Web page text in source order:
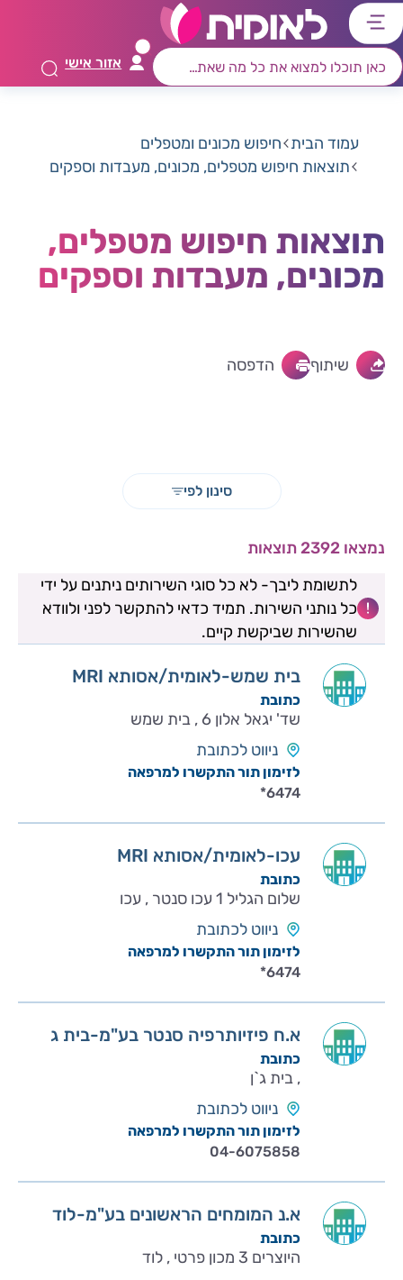
דלג
לתפריט
ראשי
דלג
לרכיב
חיפוש
דלג
לתוכן
מרכזי
דלג
לאזור
קישורים
אזור אישי
עמוד הבית חיפוש מכונים ומטפלים
תוצאות חיפוש מטפלים, מכונים, מעבדות וספקים
תוצאות חיפוש מטפלים,
מכונים, מעבדות וספקים
שיתוף הדפסה
סינון לפי
נמצאו 2392 תוצאות
לתשומת ליבך- לא כל סוגי השירותים ניתנים על ידי
כל נותני השירות. תמיד כדאי להתקשר לפני ולוודא
שהשירות שביקשת קיים.
MRI בית שמש-לאומית/אסותא
כתובת
שד' יגאל אלון 6 , בית שמש
ניווט לכתובת
לזימון תור התקשרו למרפאה
*6474
MRI עכו-לאומית/אסותא
כתובת
שלום הגליל 1 עכו סנטר , עכו
ניווט לכתובת
לזימון תור התקשרו למרפאה
*6474
א.ח פיזיותרפיה סנטר בע"מ-בית ג
כתובת
, בית ג`ן
ניווט לכתובת
לזימון תור התקשרו למרפאה
04-6075858
א.נ המומחים הראשונים בע"מ-לוד
כתובת
היוצרים 3 מכון פרטי , לוד